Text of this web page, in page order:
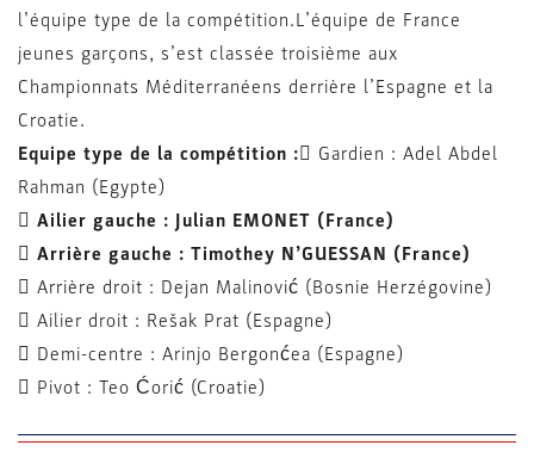
l’équipe type de la compétition.L’équipe de France
jeunes garçons, s’est classée troisième aux
Championnats Méditerranéens derrière l’Espagne et la
Croatie.
Equipe type de la compétition : Gardien : Adel Abdel
Rahman (Egypte)
 Ailier gauche : Julian EMONET (France)
 Arrière gauche : Timothey N’GUESSAN (France)
 Arrière droit : Dejan Malinović (Bosnie Herzégovine)
 Ailier droit : Rešak Prat (Espagne)
 Demi-centre : Arinjo Bergonćea (Espagne)
 Pivot : Teo Ćorić (Croatie)